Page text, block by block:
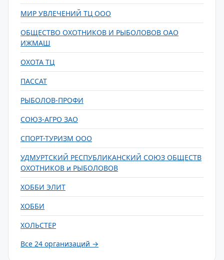
МИР УВЛЕЧЕНИЙ ТЦ ООО
ОБЩЕСТВО ОХОТНИКОВ И РЫБОЛОВОВ ОАО
ИЖМАШ
ОХОТА ТЦ
ПАССАТ
РЫБОЛОВ-ПРОФИ
СОЮЗ-АГРО ЗАО
СПОРТ-ТУРИЗМ ООО
УДМУРТСКИЙ РЕСПУБЛИКАНСКИЙ СОЮЗ ОБЩЕСТВ
ОХОТНИКОВ и РЫБОЛОВОВ
ХОББИ ЭЛИТ
ХОББИ
ХОЛЬСТЕР
Все 24 организаций →